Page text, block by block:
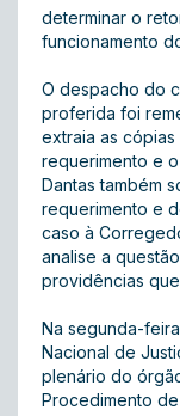
determinar o
funcionamento
O despacho do
proferida foi
extraia as
requerimento e
Dantas também
requerimento e
caso à
analise a
providências
Na segunda-
Nacional de
plenário do
Procedimento